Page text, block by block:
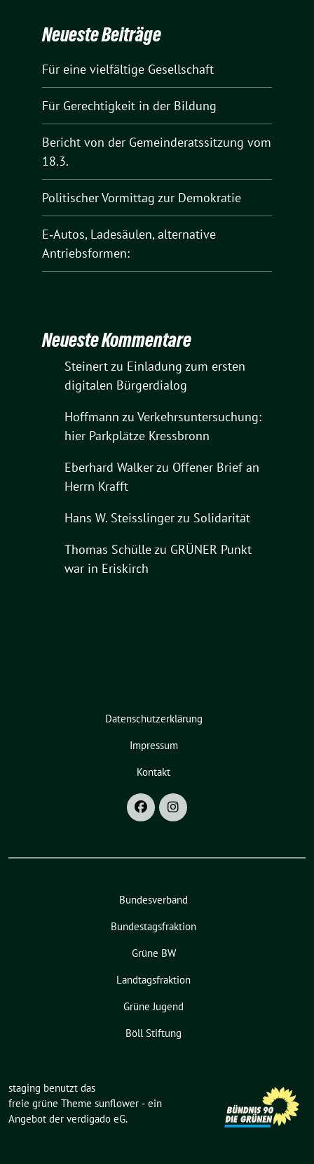
Neueste Beiträge
Für eine vielfältige Gesellschaft
Für Gerechtigkeit in der Bildung
Bericht von der Gemeinderatssitzung vom
18.3.
Politischer Vormittag zur Demokratie
E‑Autos, Ladesäulen, alternative
Antriebsformen:
Neueste Kommentare
Steinertzu Einladung zum ersten
digitalen Bürgerdialog
Hoffmann zu Verkehrsuntersuchung:
hier Parkplätze Kressbronn
Eberhard Walkerzu Offener Brief an
Herrn Krafft
Hans W. Steisslingerzu Solidarität
Thomas Schüllezu GRÜNER Punkt
war in Eriskirch
Datenschutzerklärung
Impressum
Kontakt
Bundesverband
Bundestagsfraktion
Grüne BW
Landtagsfraktion
Grüne Jugend
Böll Stiftung
staging benutzt das
freie grüne Theme sunflower ‐ ein
Angebot der verdigado eG.